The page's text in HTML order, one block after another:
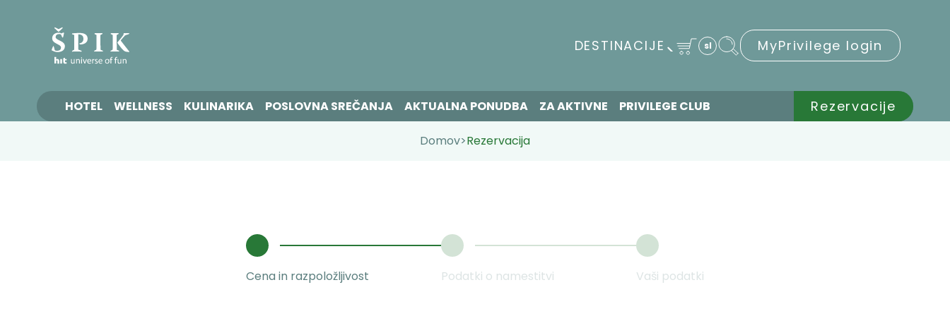
DESTINACIJE sl MyPrivilege login
HOTEL WELLNESS KULINARIKA POSLOVNA SREČANJA AKTUALNA PONUDBA ZA AKTIVNE PRIVILEGE CLUB Rezervacije
Domov>Rezervacija
Cena in razpoložljivost Podatki o namestitvi Vaši podatki